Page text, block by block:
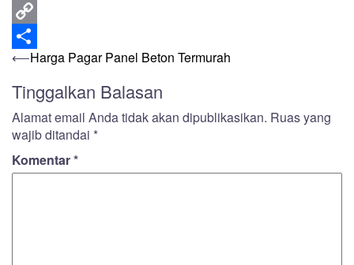
Email
Copy
Link
Share
Post
navigation
⟵Harga Pagar Panel Beton Termurah
Tinggalkan Balasan
Alamat email Anda tidak akan dipublikasikan. Ruas yang
wajib ditandai *
Komentar*